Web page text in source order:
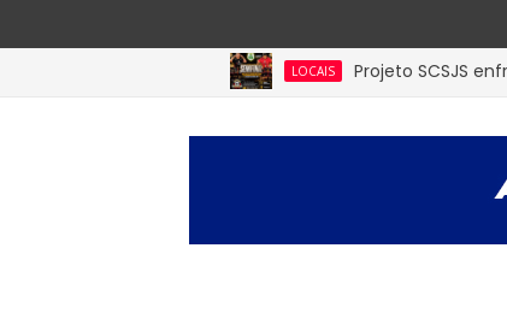
LOCAIS Projeto SCSJS